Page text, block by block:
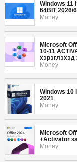
Windows 11
64BIT 2026/
Money
Microsoft
10-11
хэрэглэхэд
Money
Windows 10
2021
Money
Microsoft
+Activator
Money